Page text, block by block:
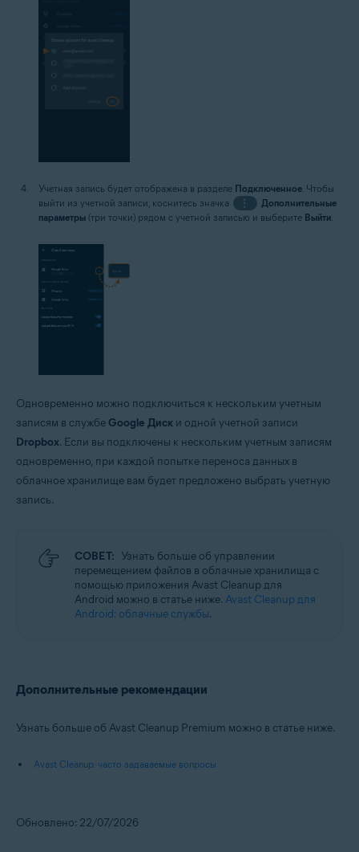
Учетная запись будет отображена в разделе Подключенное . Чтобы
выйти из учетной записи, коснитесь значка
⋮
Дополнительные
параметры (три точки) рядом с учетной записью и выберите Выйти
Одновременно можно подключиться к нескольким учетным
записям в службе Google Диск и одной учетной записи
Dropbox. Если вы подключены к нескольким учетным записям
одновременно, при каждой попытке переноса данных в
облачное хранилище вам будет предложено выбрать учетную
запись.
СОВЕТ: Узнать больше об управлении
перемещением файлов в облачные хранилища с
помощью приложения Avast Cleanup для
Android можно в статье ниже. Avast Cleanup для
Android: облачные службы.
Дополнительные рекомендации
Узнать больше об Avast Cleanup Premium можно в статье ниже.
Avast Cleanup: часто задаваемые вопросы
Обновлено: 22/07/2026